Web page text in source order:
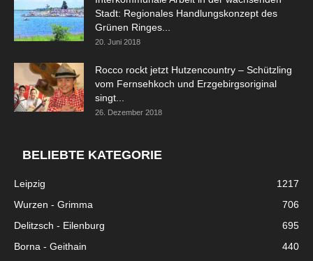
Stadt: Regionales Handlungskonzept des
Grünen Ringes...
20. Juni 2018
Rocco rockt jetzt Hutzencountry – Schützling
vom Fernsehkoch und Erzgebirgsoriginal
singt...
26. Dezember 2018
BELIEBTE KATEGORIE
Leipzig
1217
Wurzen - Grimma
706
Delitzsch - Eilenburg
695
Borna - Geithain
440